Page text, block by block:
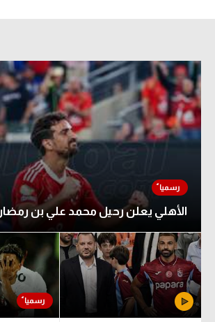
القسم الثاني
رياضات أخرى
أمم إفريقيا
كرة سلة
كرة طائرة
الوطن العربي
في المونديال
الأهلي يعلن رحيل محمد علي بن